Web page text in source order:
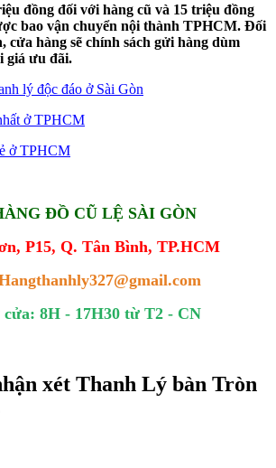
đồng đối với hàng cũ và 15 triệu đồng
bao vận chuyển nội thành TPHCM. Đối
cửa hàng sẽ chính sách gửi hàng dùm
giá ưu đãi.
lý độc đáo ở Sài Gòn
ở TPHCM
ở TPHCM
ĐỒ CŨ LỆ SÀI GÒN
P15, Q. Tân Bình, TP.HCM
cửa: 8H - 17H30 từ T2 - CN
xét Thanh Lý bàn Tròn